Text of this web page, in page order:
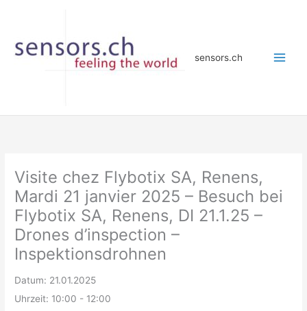
sensors.ch
Visite chez Flybotix SA, Renens,
Mardi 21 janvier 2025 – Besuch bei
Flybotix SA, Renens, DI 21.1.25 –
Drones d’inspection –
Inspektionsdrohnen
Datum: 21.01.2025
Uhrzeit: 10:00 - 12:00